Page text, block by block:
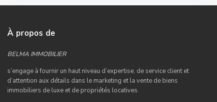
À propos de
BELMA IMMOBILIER
s’engage à fournir un haut niveau d’expertise, de service client et
d’attention aux détails dans le marketing et la vente de biens
immobiliers de luxe et de propriétés locatives.